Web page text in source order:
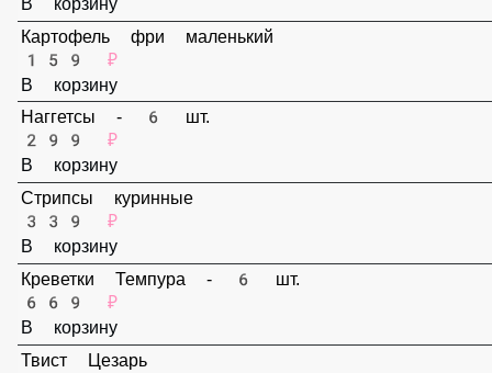
249 ₽
В корзину
Картофель фри маленький
159 ₽
В корзину
Наггетсы - 6 шт.
299 ₽
В корзину
Стрипсы куринные
339 ₽
В корзину